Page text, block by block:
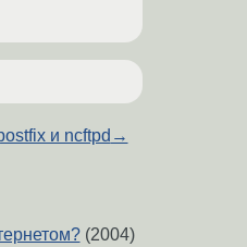
и ncftpd →
(2004)